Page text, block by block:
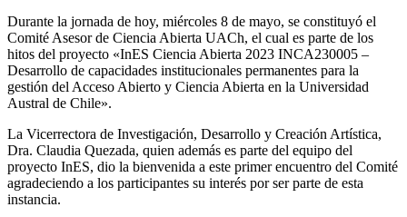
Durante la jornada de hoy, miércoles 8 de mayo, se constituyó el
Comité Asesor de Ciencia Abierta UACh, el cual es parte de los
hitos del proyecto «InES Ciencia Abierta 2023 INCA230005 –
Desarrollo de capacidades institucionales permanentes para la
gestión del Acceso Abierto y Ciencia Abierta en la Universidad
Austral de Chile».
La Vicerrectora de Investigación, Desarrollo y Creación Artística,
Dra. Claudia Quezada, quien además es parte del equipo del
proyecto InES, dio la bienvenida a este primer encuentro del Comité
agradeciendo a los participantes su interés por ser parte de esta
instancia.